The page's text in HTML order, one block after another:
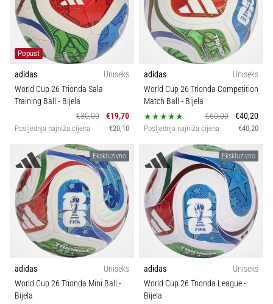
Popust
adidas
Uniseks
World Cup 26 Trionda Sala
Training Ball - Bijela
€30,00
€19,70
Posljednja najniža cijena €20,10
adidas
Uniseks
World Cup 26 Trionda Competition
Match Ball - Bijela
€60,00
€40,20
Posljednja najniža cijena €40,20
Ekskluzivno
adidas
Uniseks
World Cup 26 Trionda Mini Ball -
Bijela
Ekskluzivno
adidas
Uniseks
World Cup 26 Trionda League-
Bijela